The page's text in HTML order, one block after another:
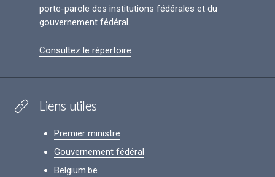
porte-parole des institutions fédérales et du
gouvernement fédéral.
Consultez le répertoire
Liens utiles
Premier ministre
Gouvernement fédéral
Belgium.be